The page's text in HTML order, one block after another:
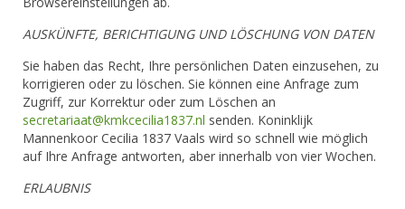
AUSKÜNFTE, BERICHTIGUNG UND LÖSCHUNG VON DATEN
Sie haben das Recht, Ihre persönlichen Daten einzusehen, zu
korrigieren oder zu löschen. Sie können eine Anfrage zum
Zugriff, zur Korrektur oder zum Löschen an
secretariaat@kmkcecilia1837.nl senden. Koninklijk
Mannenkoor Cecilia 1837 Vaals wird so schnell wie möglich
auf Ihre Anfrage antworten, aber innerhalb von vier Wochen.
ERLAUBNIS